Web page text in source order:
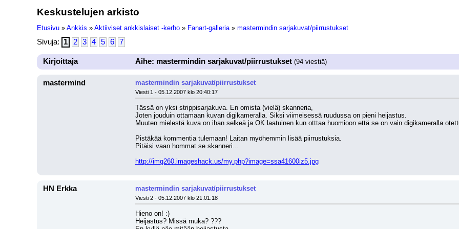
Keskustelujen arkisto
Etusivu » Ankkis » Aktiiviset ankkislaiset -kerho » Fanart-galleria » mastermindin sarjakuvat/piirrustukset
Sivuja: 1 2 3 4 5 6 7
Kirjoittaja Aihe: mastermindin sarjakuvat/piirrustukset (94 viestiä)
mastermind mastermindin sarjakuvat/piirrustukset
Viesti 1 - 05.12.2007 klo 20:40:17
Tässä on yksi strippisarjakuva. En omista (vielä) skanneria,
Joten jouduin ottamaan kuvan digikameralla. Siksi viimeisessä ruudussa on pieni heijastus.
Muuten mielestä kuva on ihan selkeä ja OK laatuinen kun otttaa huomioon että se on vain digikameralla
Pistäkää kommentia tulemaan! Laitan myöhemmin lisää piirrustuksia.
Pitäisi vaan hommat se skanneri...
http://img260.imageshack.us/my.php?image=ssa41600iz5.jpg
HN Erkka mastermindin sarjakuvat/piirrustukset
Viesti 2 - 05.12.2007 klo 21:01:18
Hieno on! :)
Heijastus? Missä muka? ???